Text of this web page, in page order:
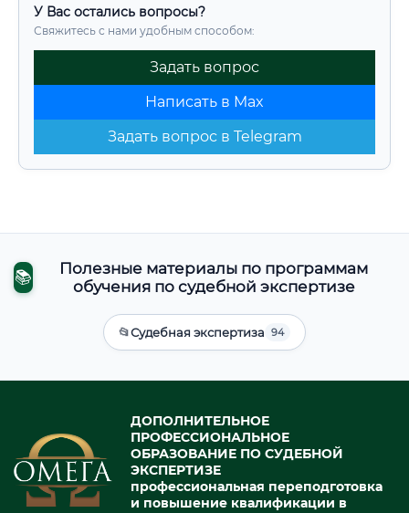
У Вас остались вопросы?
Свяжитесь с нами удобным способом:
Задать вопрос
Написать в Max
Задать вопрос в Telegram
📚
Полезные материалы по программам
обучения по судебной экспертизе
📂Судебная экспертиза 94
ДОПОЛНИТЕЛЬНОЕ
ПРОФЕССИОНАЛЬНОЕ
ОБРАЗОВАНИЕ ПО СУДЕБНОЙ
ЭКСПЕРТИЗЕ
профессиональная переподготовка
и повышение квалификации в